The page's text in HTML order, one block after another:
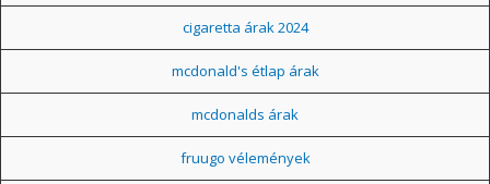
cigaretta árak 2024
mcdonald's étlap árak
mcdonalds árak
fruugo vélemények